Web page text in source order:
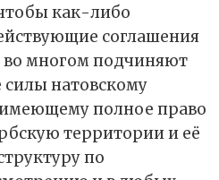
как-либо
соглашения
во многом подчиняют
натовскому
полное право
территории и её
по